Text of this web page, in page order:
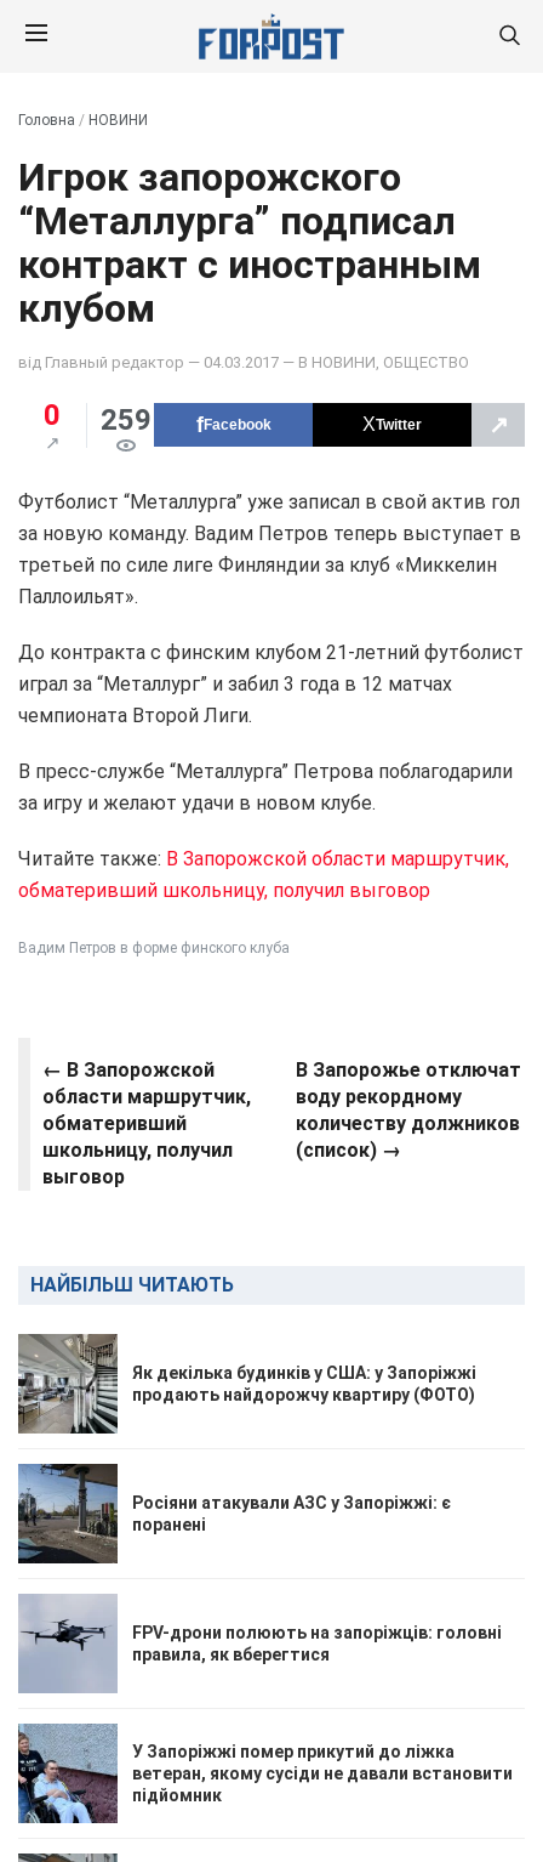
Головна / НОВИНИ
Игрок запорожского
“Металлурга” подписал
контракт с иностранным
клубом
від Главный редактор — 04.03.2017 — В НОВИНИ ОБЩЕСТВО
0 259 Facebook Twitter ↗
Футболист “Металлурга” уже записал в свой актив гол
за новую команду. Вадим Петров теперь выступает в
третьей по силе лиге Финляндии за клуб «Миккелин
Паллоильят».
До контракта с финским клубом 21-летний футболист
играл за “Металлург” и забил 3 года в 12 матчах
чемпионата Второй Лиги.
В пресс-службе “Металлурга” Петрова поблагодарили
за игру и желают удачи в новом клубе.
Читайте также: В Запорожской области маршрутчик,
обматеривший школьницу, получил выговор
Вадим Петров в форме финского клуба
← В Запорожской
области маршрутчик,
обматеривший
школьницу, получил
выговор
В Запорожье отключат
воду рекордному
количеству должников
(список) →
НАЙБІЛЬШ ЧИТАЮТЬ
Як декілька будинків у США: у Запоріжжі
продають найдорожчу квартиру (ФОТО)
Росіяни атакували АЗС у Запоріжжі: є
поранені
FPV-дрони полюють на запоріжців: головні
правила, як вберегтися
У Запоріжжі помер прикутий до ліжка
ветеран, якому сусіди не давали встановити
підйомник